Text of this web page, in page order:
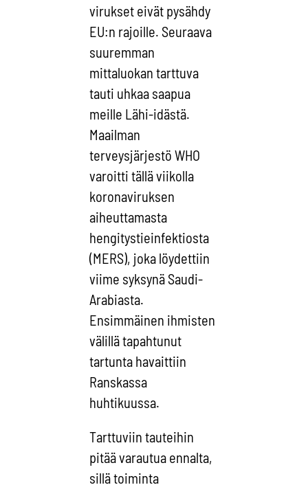
virukset eivät pysähdy
EU:n rajoille. Seuraava
suuremman
mittaluokan tarttuva
tauti uhkaa saapua
meille Lähi-idästä.
Maailman
terveysjärjestö WHO
varoitti tällä viikolla
koronaviruksen
aiheuttamasta
hengitystieinfektiosta
(MERS), joka löydettiin
viime syksynä Saudi-
Arabiasta.
Ensimmäinen ihmisten
välillä tapahtunut
tartunta havaittiin
Ranskassa
huhtikuussa.
Tarttuviin tauteihin
pitää varautua ennalta,
sillä toiminta